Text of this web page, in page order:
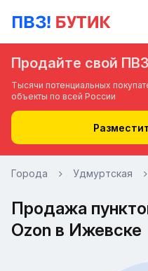
Продайте свой
Тысячи потенциальных
объекты по всей России
Города Удмуртская
Продажа
Ozon в Ижевске